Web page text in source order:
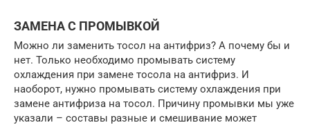
ЗАМЕНА С ПРОМЫВКОЙ
Можно ли заменить тосол на антифриз? А почему бы и
нет. Только необходимо промывать систему
охлаждения при замене тосола на антифриз. И
наоборот, нужно промывать систему охлаждения при
замене антифриза на тосол. Причину промывки мы уже
указали – составы разные и смешивание может